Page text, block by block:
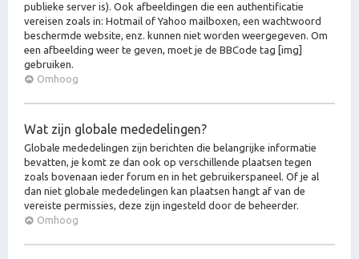
publieke server is). Ook afbeeldingen die een authentificatie
vereisen zoals in: Hotmail of Yahoo mailboxen, een wachtwoord
beschermde website, enz. kunnen niet worden weergegeven. Om
een afbeelding weer te geven, moet je de BBCode tag [img]
gebruiken.
Omhoog
Wat zijn globale mededelingen?
Globale mededelingen zijn berichten die belangrijke informatie
bevatten, je komt ze dan ook op verschillende plaatsen tegen
zoals bovenaan ieder forum en in het gebruikerspaneel. Of je al
dan niet globale mededelingen kan plaatsen hangt af van de
vereiste permissies, deze zijn ingesteld door de beheerder.
Omhoog